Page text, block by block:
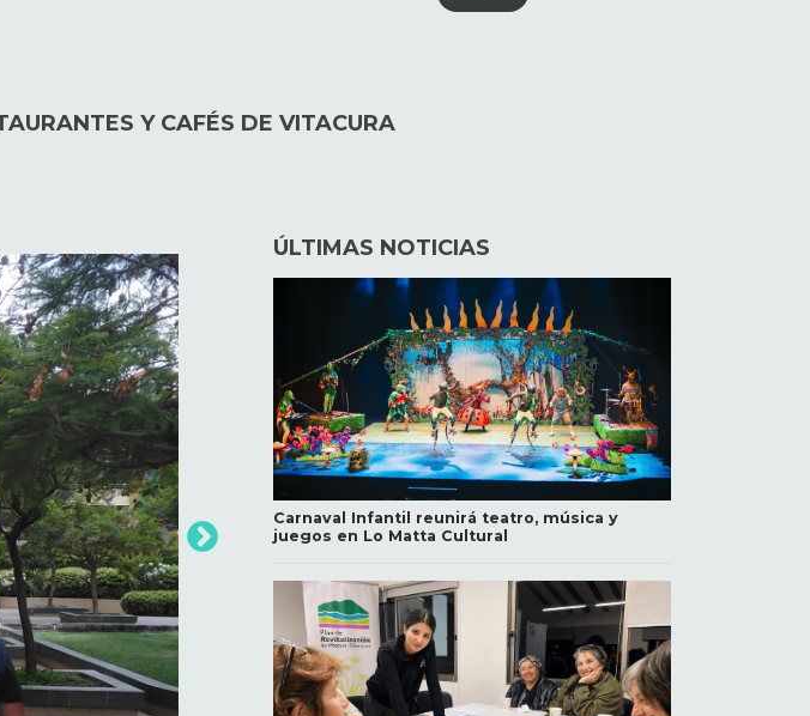
Y CAFÉS DE VITACURA
ÚLTIMAS NOTICIAS
Carnaval Infantil reunirá teatro, música y
juegos en Lo Matta Cultural